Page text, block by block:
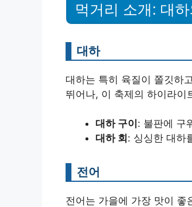
먹거리 소개: 대
대하
대하는 특히 육질이 쫄깃하
뛰어나, 이 축제의 하이라이
대하 구이 : 불판에 구
대하 회 : 싱싱한 대하
전어
전어는 가을에 가장 맛이 좋